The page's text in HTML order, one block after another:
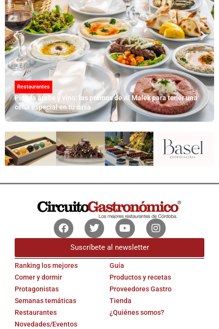
Restaurantes
Picada árabe y vino: las promos de Al Malek para tener una
cena especial en tu casa
FacebookTwitterYoutubeInstagram
Suscríbete al newsletter
Ranking los mejores
Comer y dormir
Protagonistas
Semanas temáticas
Restaurantes
Novedades/Eventos
Guía
Productos y recetas
Proveedores Gastro
Tienda
¿Quiénes somos?